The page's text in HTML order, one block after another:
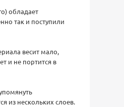
обладает
так и поступили
весит мало,
и не портится в
из нескольких слоев.